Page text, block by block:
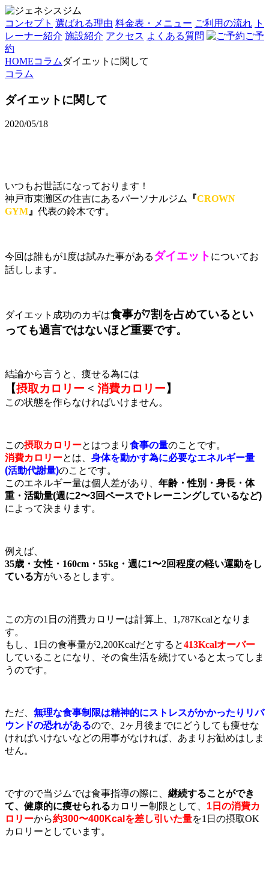
コンセプト 選ばれる理由 料金表・メニュー ご利用の流れ ト
レーナー紹介 施設紹介 アクセス よくある質問
ご予
約
HOMEコラム ダイエットに関して
コラム
ダイエットに関して
2020/05/18
いつもお世話になっております！
神戸市東灘区の住吉にあるパーソナルジム 『CROWN
GYM』 代表の鈴木です。
今回は誰もが1度は試みた事があるダイエット についてお
話しします。
ダイエット成功のカギは食事が7割を占めているとい
っても過言ではないほど重要です。
結論から言うと、痩せる為には
【摂取カロリー < 消費カロリー】
この状態を作らなければいけません。
この摂取カロリーとはつまり 食事の量のことです。
消費カロリーとは、 身体を動かす為に必要なエネルギー量
(活動代謝量)のことです。
このエネルギー量は個人差があり、 年齢 ・性別・身長・体
重・活動量(週に2〜3回ペースでトレーニングしているなど)
によって決まります。
例えば、
35歳・女性・160cm・55kg・週に1〜2回程度の軽い運動をし
ている方がいるとします。
この方の1日の消費カロリーは計算上、1,787Kcalとなりま
す。
もし、1日の食事量が2,200Kcalだとすると413Kcalオーバー
していることになり、その食生活を続けていると太ってしま
うのです。
ただ、 無理な食事制限は精神的にストレスがかかったりリバ
ウンドの恐れがあるので、2ヶ月後までにどうしても痩せな
ければいけないなどの用事がなければ、あまりお勧めはしま
せん。
ですので当ジムでは食事指導の際に、 継続することができ
て、健康的に痩せられるカロリー制限として、 1日の消費カ
ロリーから約300〜400Kcalを差し引いた量を1日の摂取OK
カロリーとしています。